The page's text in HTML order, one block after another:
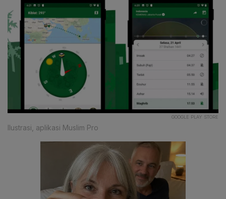
GOOGLE PLAY STORE
Ilustrasi, aplikasi Muslim Pro